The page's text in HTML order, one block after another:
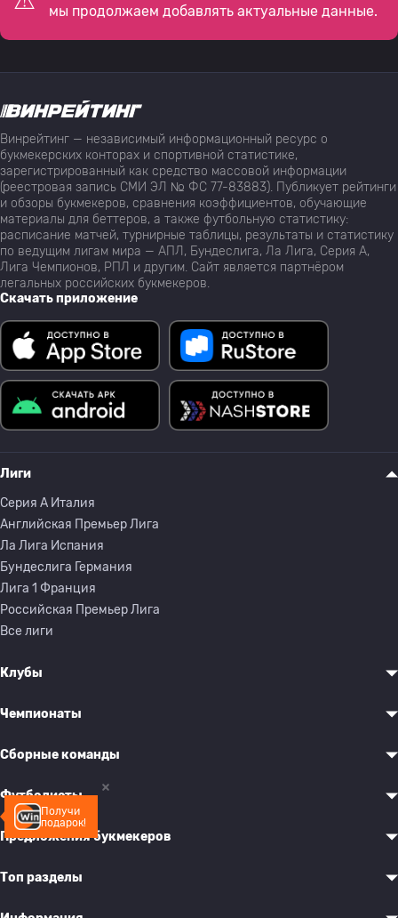
мы продолжаем добавлять актуальные данные.
Получи
подарок!
Винрейтинг — независимый информационный ресурс о
букмекерских конторах и спортивной статистике,
зарегистрированный как средство массовой информации
(реестровая запись СМИ ЭЛ № ФС 77-83883). Публикует рейтинги
и обзоры букмекеров, сравнения коэффициентов, обучающие
материалы для беттеров, а также футбольную статистику:
расписание матчей, турнирные таблицы, результаты и статистику
по ведущим лигам мира — АПЛ, Бундеслига, Ла Лига, Серия А,
Лига Чемпионов, РПЛ и другим. Сайт является партнёром
легальных российских букмекеров.
Скачать приложение
Лиги
Серия A Италия
Английская Премьер Лига
Ла Лига Испания
Бундеслига Германия
Лига 1 Франция
Российская Премьер Лига
Все лиги
Клубы
Чемпионаты
Сборные команды
Футболисты
Предложения букмекеров
Топ разделы